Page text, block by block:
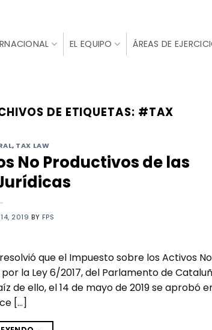
EL EQUIPO ÁREAS DE
DE ETIQUETAS: #TAX
, TAX LAW
No Productivos de las
2019 BY FPS
que el Impuesto sobre los Activos No
la Ley 6/2017, del Parlamento de
de ello, el 14 de mayo de 2019 se aprobó
[…]